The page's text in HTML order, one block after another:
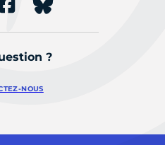
?
NOUS